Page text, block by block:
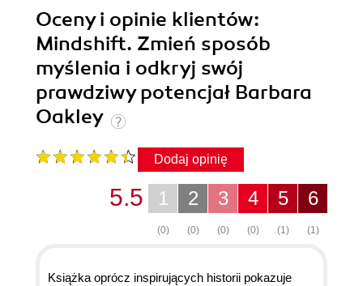
Oceny i opinie klientów:
Mindshift. Zmień sposób
myślenia i odkryj swój
prawdziwy potencjał Barbara
Oakley
Dodaj opinię
6
(1)
5
(1)
4
(0)
3
(0)
2
(0)
1
(0)
5.5
Książka oprócz inspirujących historii pokazuje